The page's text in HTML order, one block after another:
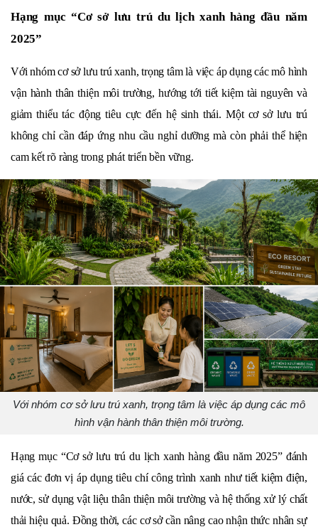
Hạng mục “Cơ sở lưu trú du lịch xanh hàng đầu năm
2025”
Với nhóm cơ sở lưu trú xanh, trọng tâm là việc áp dụng các mô hình
vận hành thân thiện môi trường, hướng tới tiết kiệm tài nguyên và
giảm thiểu tác động tiêu cực đến hệ sinh thái. Một cơ sở lưu trú
không chỉ cần đáp ứng nhu cầu nghỉ dưỡng mà còn phải thể hiện
cam kết rõ ràng trong phát triển bền vững.
Với nhóm cơ sở lưu trú xanh, trọng tâm là việc áp dụng các mô
hình vận hành thân thiện môi trường.
Hạng mục “Cơ sở lưu trú du lịch xanh hàng đầu năm 2025” đánh
giá các đơn vị áp dụng tiêu chí công trình xanh như tiết kiệm điện,
nước, sử dụng vật liệu thân thiện môi trường và hệ thống xử lý chất
thải hiệu quả. Đồng thời, các cơ sở cần nâng cao nhận thức nhân sự